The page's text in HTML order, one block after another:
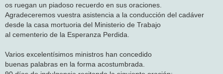
os ruegan un piadoso recuerdo en sus oraciones.
Agradeceremos vuestra asistencia a la conducción del cadáver
desde la casa mortuoria del Ministerio de Trabajo
al cementerio de la Esperanza Perdida.
Varios excelentísimos ministros han concedido
buenas palabras en la forma acostumbrada.